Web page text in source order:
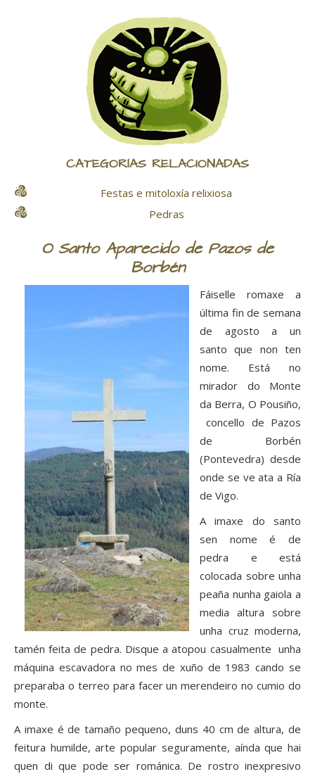
CATEGORÍAS RELACIONADAS
Festas e mitoloxía relixiosa
Pedras
O Santo Aparecido de Pazos de
Borbén
Fáiselle romaxe a
última fin de semana
de agosto a un
santo que non ten
nome. Está no
mirador do Monte
da Berra, O Pousiño,
concello de Pazos
de Borbén
(Pontevedra) desde
onde se ve ata a Ría
de Vigo.
A imaxe do santo
sen nome é de
pedra e está
colocada sobre unha
peaña nunha gaiola a
media altura sobre
unha cruz moderna,
tamén feita de pedra. Disque a atopou casualmente unha
máquina escavadora no mes de xuño de 1983 cando se
preparaba o terreo para facer un merendeiro no cumio do
monte.
A imaxe é de tamaño pequeno, duns 40 cm de altura, de
feitura humilde, arte popular seguramente, aínda que hai
quen di que pode ser románica. De rostro inexpresivo